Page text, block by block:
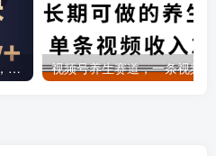
只动手不动脑，一单几百块，轻松月入2w+，看完就能直接操作，详细教程